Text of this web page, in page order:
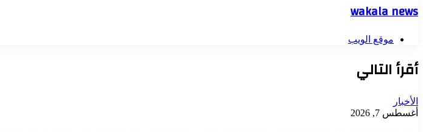
wakala news
موقع الويب
أقرأ التالي
الأخبار
أغسطس 7, 2026